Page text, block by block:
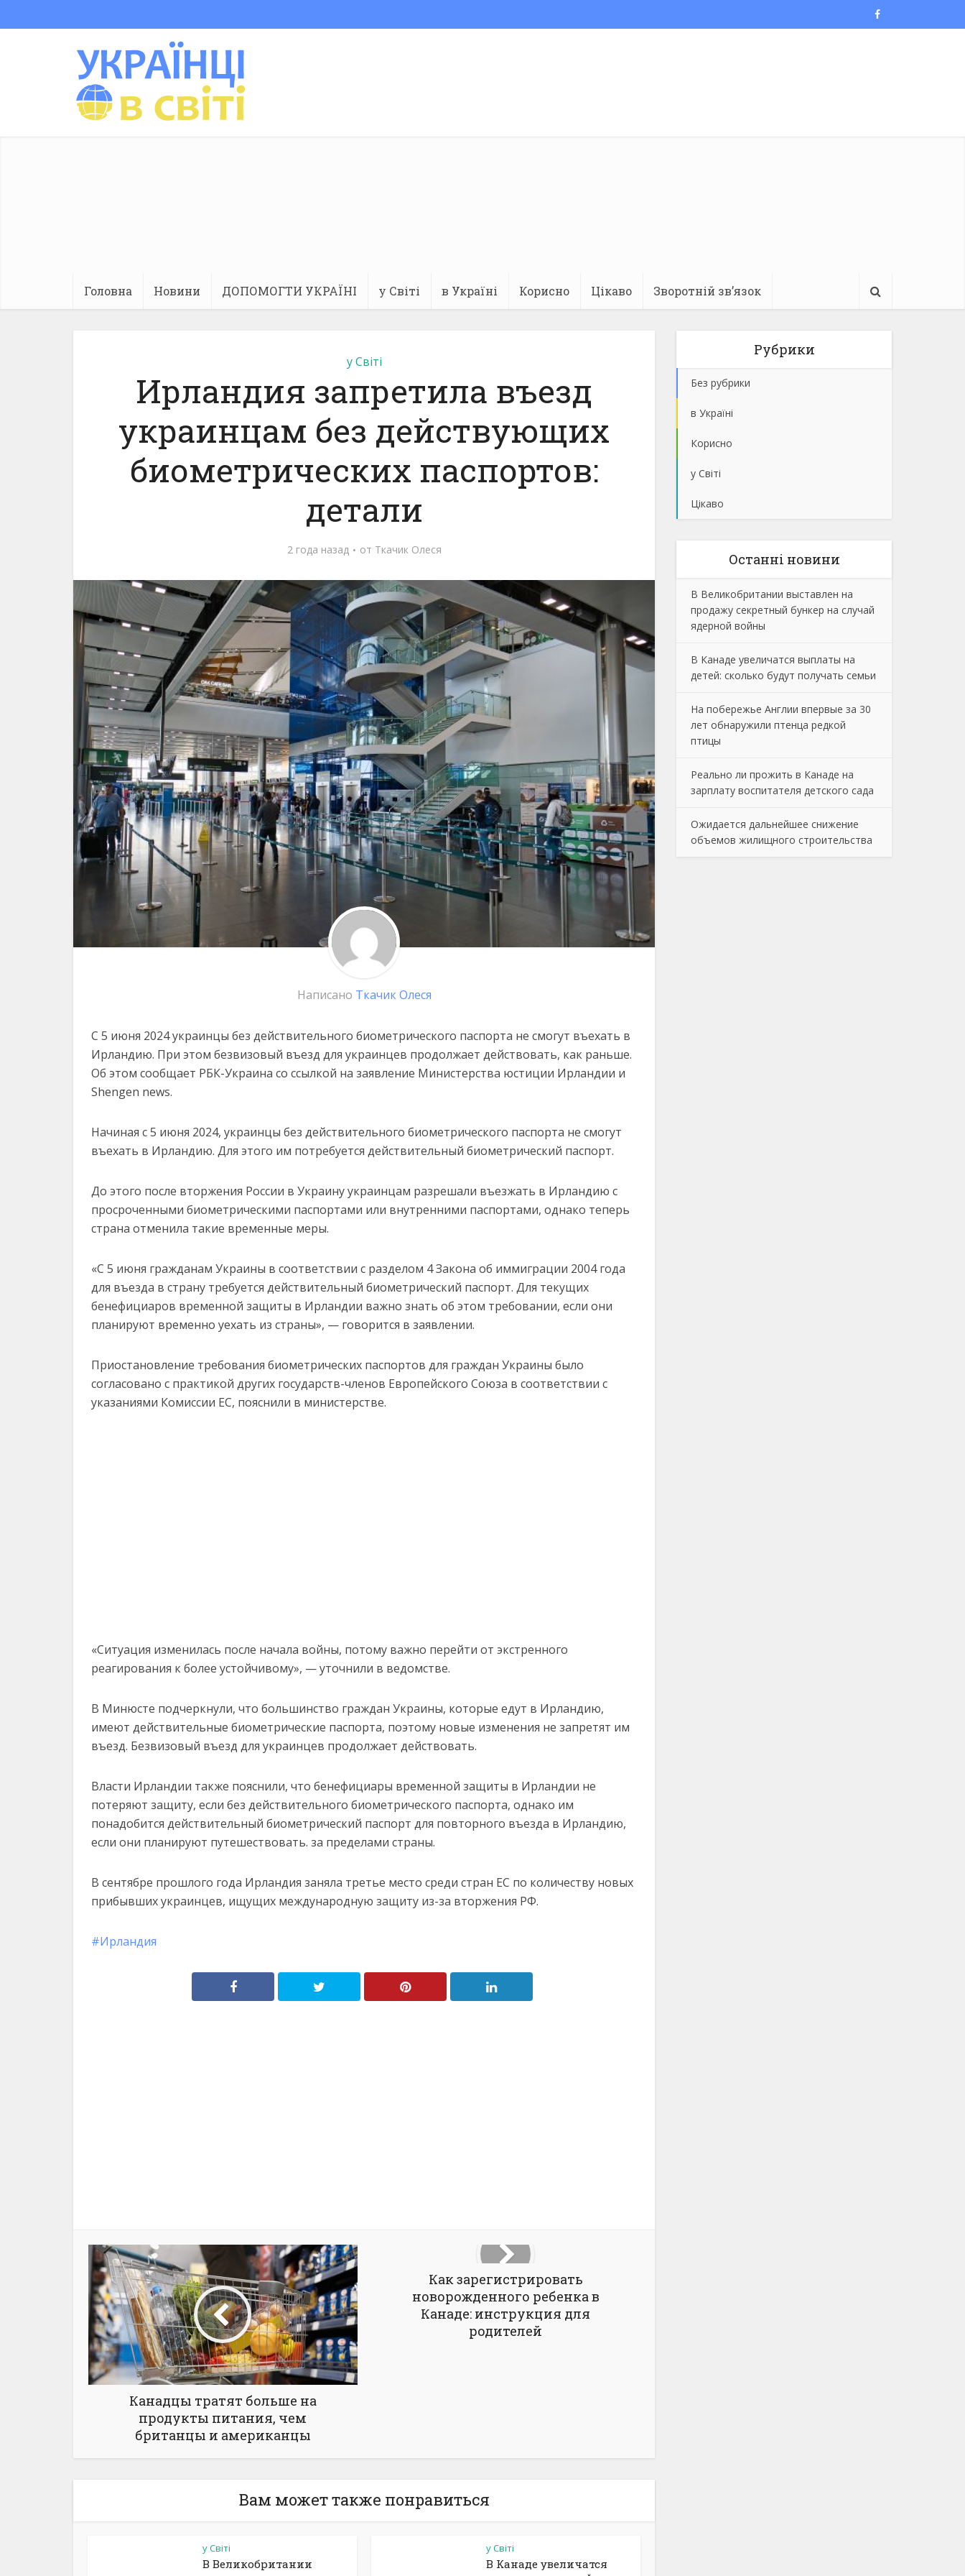
Головна Новини ДОПОМОГТИ УКРАЇНІ у Світі в Україні Корисно Цікаво Зворотній зв’язок
у Світі
Ирландия запретила въезд
украинцам без действующих
биометрических паспортов:
детали
2 года назад от Ткачик Олеся
Написано Ткачик Олеся
С 5 июня 2024 украинцы без действительного биометрического паспорта не смогут въехать в
Ирландию. При этом безвизовый въезд для украинцев продолжает действовать, как раньше.
Об этом сообщает РБК-Украина со ссылкой на заявление Министерства юстиции Ирландии и
Shengen news.
Начиная с 5 июня 2024, украинцы без действительного биометрического паспорта не смогут
въехать в Ирландию. Для этого им потребуется действительный биометрический паспорт.
До этого после вторжения России в Украину украинцам разрешали въезжать в Ирландию с
просроченными биометрическими паспортами или внутренними паспортами, однако теперь
страна отменила такие временные меры.
«С 5 июня гражданам Украины в соответствии с разделом 4 Закона об иммиграции 2004 года
для въезда в страну требуется действительный биометрический паспорт. Для текущих
бенефициаров временной защиты в Ирландии важно знать об этом требовании, если они
планируют временно уехать из страны», — говорится в заявлении.
Приостановление требования биометрических паспортов для граждан Украины было
согласовано с практикой других государств-членов Европейского Союза в соответствии с
указаниями Комиссии ЕС, пояснили в министерстве.
«Ситуация изменилась после начала войны, потому важно перейти от экстренного
реагирования к более устойчивому», — уточнили в ведомстве.
В Минюсте подчеркнули, что большинство граждан Украины, которые едут в Ирландию,
имеют действительные биометрические паспорта, поэтому новые изменения не запретят им
въезд. Безвизовый въезд для украинцев продолжает действовать.
Власти Ирландии также пояснили, что бенефициары временной защиты в Ирландии не
потеряют защиту, если без действительного биометрического паспорта, однако им
понадобится действительный биометрический паспорт для повторного въезда в Ирландию,
если они планируют путешествовать. за пределами страны.
В сентябре прошлого года Ирландия заняла третье место среди стран ЕС по количеству новых
прибывших украинцев, ищущих международную защиту из-за вторжения РФ.
Ирландия
Канадцы тратят больше на
продукты питания, чем
британцы и американцы
Как зарегистрировать
новорожденного ребенка в
Канаде: инструкция для
родителей
Вам может также понравиться
у Світі
В Великобритании
у Світі
В Канаде увеличатся
Рубрики
Без рубрики
в Україні
Корисно
у Світі
Цікаво
Останнi новини
В Великобритании выставлен на
продажу секретный бункер на случай
ядерной войны
В Канаде увеличатся выплаты на
детей: сколько будут получать семьи
На побережье Англии впервые за 30
лет обнаружили птенца редкой
птицы
Реально ли прожить в Канаде на
зарплату воспитателя детского сада
Ожидается дальнейшее снижение
объемов жилищного строительства